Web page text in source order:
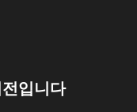
입니다